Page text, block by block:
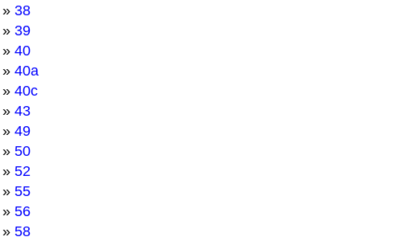
» 38
» 39
» 40
» 40а
» 40с
» 43
» 49
» 50
» 52
» 55
» 56
» 58